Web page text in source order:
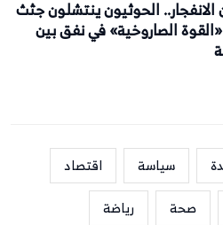
الحوثيون ينتشلون جثث
«القوة الصاروخية» في نفق بين
سياسة
اقتصاد
صحة
رياضة